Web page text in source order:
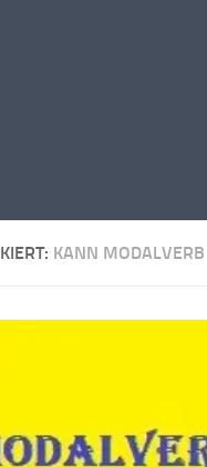
KANN MODALVERB